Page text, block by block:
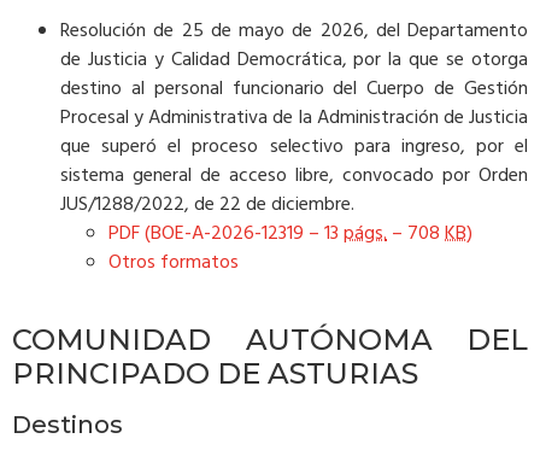
Resolución de 25 de mayo de 2026, del Departamento
de Justicia y Calidad Democrática, por la que se otorga
destino al personal funcionario del Cuerpo de Gestión
Procesal y Administrativa de la Administración de Justicia
que superó el proceso selectivo para ingreso, por el
sistema general de acceso libre, convocado por Orden
JUS/1288/2022, de 22 de diciembre.
PDF (BOE-A-2026-12319 – 13págs.– 708KB)
Otros formatos
COMUNIDAD AUTÓNOMA DEL
PRINCIPADO DE ASTURIAS
Destinos